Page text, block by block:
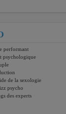
performant
psychologique
de la sexologie
psycho
des experts